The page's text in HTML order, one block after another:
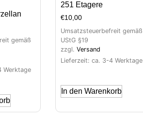
gemäß
Werktage
251 Etagere
€10,00
Umsatzsteuerbefreit gemäß
UStG §19
zzgl. Versand
Lieferzeit: ca. 3-4 Werktage
In den Warenkorb